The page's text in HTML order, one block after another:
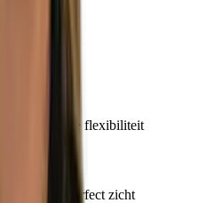
maximale flexibiliteit
voor perfect zicht